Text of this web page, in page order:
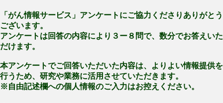
「がん情報サービス」アンケートにご協力くださりありがとう
ございます。
アンケートは回答の内容により３ー８問で、数分でお答えいた
だけます。
本アンケートでご回答いただいた内容は、よりよい情報提供を
行うため、研究や業務に活用させていただきます。
※自由記述欄への個人情報のご入力はお控えください。